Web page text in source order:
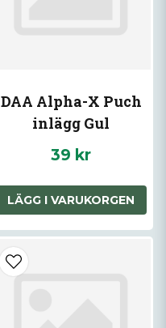
DAA Alpha-X Puch
inlägg Gul
39 kr
LÄGG I VARUKORGEN